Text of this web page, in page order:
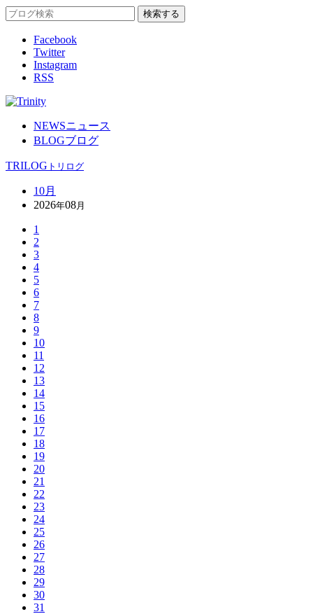
Facebook
Twitter
Instagram
RSS
NEWSニュース
BLOGブログ
TRILOG トリログ
10月
2026年08月
1
2
3
4
5
6
7
8
9
10
11
12
13
14
15
16
17
18
19
20
21
22
23
24
25
26
27
28
29
30
31